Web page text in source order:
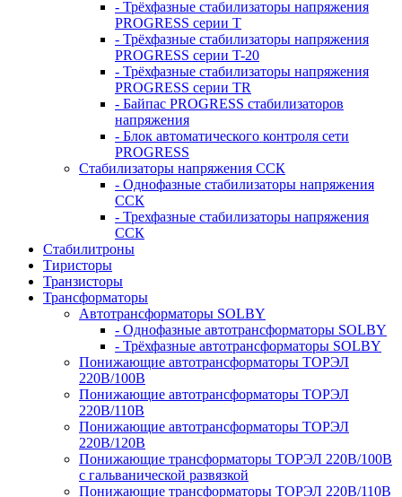
- Трёхфазные стабилизаторы напряжения
PROGRESS серии T
- Трёхфазные стабилизаторы напряжения
PROGRESS серии T-20
- Трёхфазные стабилизаторы напряжения
PROGRESS серии TR
- Байпас PROGRESS стабилизаторов
напряжения
- Блок автоматического контроля сети
PROGRESS
Стабилизаторы напряжения ССК
- Однофазные стабилизаторы напряжения
ССК
- Трехфазные стабилизаторы напряжения
ССК
Стабилитроны
Тиристоры
Транзисторы
Трансформаторы
Автотрансформаторы SOLBY
- Однофазные автотрансформаторы SOLBY
- Трёхфазные автотрансформаторы SOLBY
Понижающие автотрансформаторы ТОРЭЛ
220В/100В
Понижающие автотрансформаторы ТОРЭЛ
220В/110В
Понижающие автотрансформаторы ТОРЭЛ
220В/120В
Понижающие трансформаторы ТОРЭЛ 220В/100В
с гальванической развязкой
Понижающие трансформаторы ТОРЭЛ 220В/110В